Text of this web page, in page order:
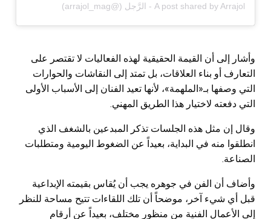
A post shared by Arrajol - الرَّجل (@arrajol_mag)
وأشار إلى أن القيمة الحقيقية لهذه الفعاليات لا تقتصر على
التعارف أو بناء العلاقات، بل تمتد إلى النقاشات والحوارات
التي وصفها بـ«الملهمة»، لأنها تعيد الفنان إلى الأسباب الأولى
التي دفعته لاختيار هذا الطريق المهني.
وقال إن مثل هذه الجلسات تذكر المبدعين بالشغف الذي
انطلقوا منه في البداية، بعيداً عن الضغوط اليومية ومتطلبات
الصناعة.
وأضاف أن الفن في جوهره يجب أن يُقاس بقيمته الإبداعية
قبل أي شيء آخر، موضحاً أن تلك اللقاءات تتيح مساحة للنظر
إلى الأعمال الفنية من منظور مختلف، بعيداً عن أرقام